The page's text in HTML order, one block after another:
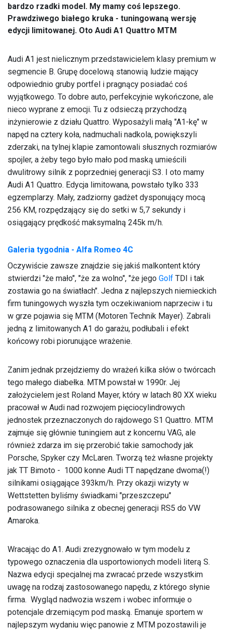
bardzo rzadki model. My mamy coś lepszego.
Prawdziwego białego kruka - tuningowaną wersję
edycji limitowanej. Oto Audi A1 Quattro MTM
Audi A1 jest nielicznym przedstawicielem klasy premium w
segmencie B. Grupę docelową stanowią ludzie mający
odpowiednio gruby portfel i pragnący posiadać coś
wyjątkowego. To dobre auto, perfekcyjnie wykończone, ale
nieco wyprane z emocji. Tu z odsieczą przychodzą
inżynierowie z działu Quattro. Wyposażyli małą "A1-kę" w
napęd na cztery koła, nadmuchali nadkola, powiększyli
zderzaki, na tylnej klapie zamontowali słusznych rozmiarów
spojler, a żeby tego było mało pod maską umieścili
dwulitrowy silnik z poprzedniej generacji S3. I oto mamy
Audi A1 Quattro. Edycja limitowana, powstało tylko 333
egzemplarzy. Mały, zadziorny gadżet dysponujący mocą
256 KM, rozpędzający się do setki w 5,7 sekundy i
osiągający prędkość maksymalną 245k m/h.
Galeria tygodnia - Alfa Romeo 4C
Oczywiście zawsze znajdzie się jakiś malkontent który
stwierdzi "że mało", "że za wolno", "że jego Golf TDI i tak
zostawia go na światłach". Jedna z najlepszych niemieckich
firm tuningowych wyszła tym oczekiwaniom naprzeciw i tu
w grze pojawia się MTM (Motoren Technik Mayer). Zabrali
jedną z limitowanych A1 do garażu, podłubali i efekt
końcowy robi piorunujące wrażenie.
Zanim jednak przejdziemy do wrażeń kilka słów o twórcach
tego małego diabełka. MTM powstał w 1990r. Jej
założycielem jest Roland Mayer, który w latach 80 XX wieku
pracował w Audi nad rozwojem pięciocylindrowych
jednostek przeznaczonych do rajdowego S1 Quattro. MTM
zajmuje się głównie tuningiem aut z koncernu VAG, ale
również zdarza im się przerobić takie samochody jak
Porsche, Spyker czy McLaren. Tworzą też własne projekty
jak TT Bimoto - 1000 konne Audi TT napędzane dwoma(!)
silnikami osiągające 393km/h. Przy okazji wizyty w
Wettstetten byliśmy świadkami "przeszczepu"
podrasowanego silnika z obecnej generacji RS5 do VW
Amaroka.
Wracając do A1. Audi zrezygnowało w tym modelu z
typowego oznaczenia dla usportowionych modeli literą S.
Nazwa edycji specjalnej ma zwracać przede wszystkim
uwagę na rodzaj zastosowanego napędu, z którego słynie
firma. Wygląd nadwozia wszem i wobec informuje o
potencjale drzemiącym pod maską. Emanuje sportem w
najlepszym wydaniu więc panowie z MTM pozostawili je